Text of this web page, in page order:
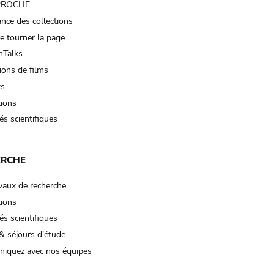
des collections
tourner la page…
de films
scientifiques
de recherche
scientifiques
séjours d'étude
avec nos équipes